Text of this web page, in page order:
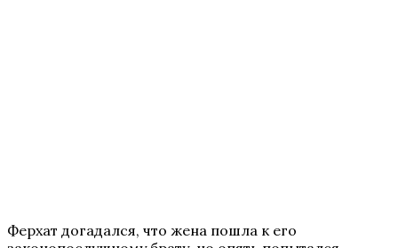
Ферхат догадался, что жена пошла к его